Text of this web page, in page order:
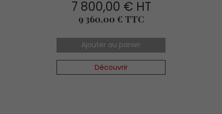
7 800,00 € HT
Prix
9 360,00 € TTC
Ajouter au panier
Découvrir